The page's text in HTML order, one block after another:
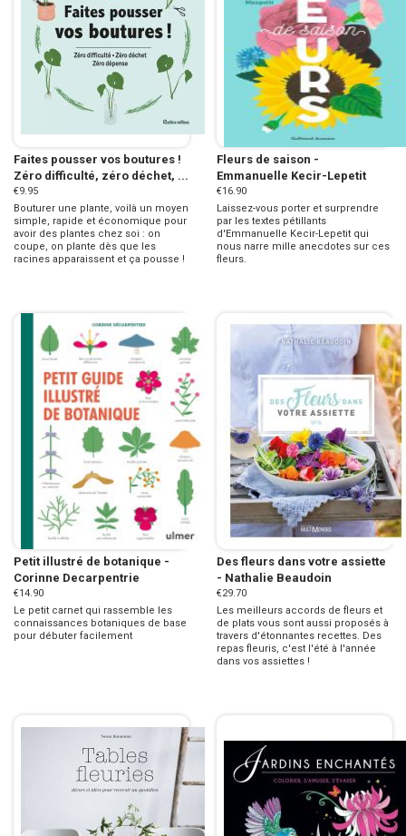
Faites pousser vos boutures !
Zéro difficulté, zéro déchet, ...
€9.95
Bouturer une plante, voilà un moyen
simple, rapide et économique pour
avoir des plantes chez soi : on
coupe, on plante dès que les
racines apparaissent et ça pousse !
Fleurs de saison -
Emmanuelle Kecir-Lepetit
€16.90
Laissez-vous porter et surprendre
par les textes pétillants
d'Emmanuelle Kecir-Lepetit qui
nous narre mille anecdotes sur ces
fleurs.
Petit illustré de botanique -
Corinne Decarpentrie
€14.90
Le petit carnet qui rassemble les
connaissances botaniques de base
pour débuter facilement
Des fleurs dans votre assiette
- Nathalie Beaudoin
€29.70
Les meilleurs accords de fleurs et
de plats vous sont aussi proposés à
travers d'étonnantes recettes. Des
repas fleuris, c'est l'été à l'année
dans vos assiettes !